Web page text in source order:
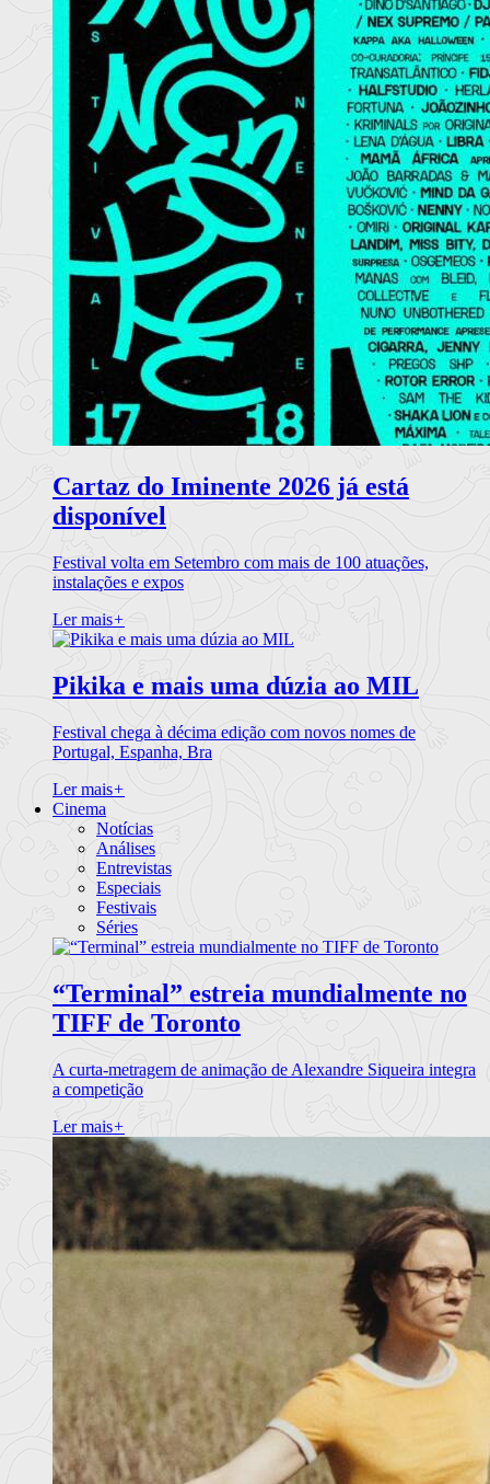
Cartaz do Iminente 2026 já está
disponível
Festival volta em Setembro com mais de 100 atuações,
instalações e expos
Ler mais+
Pikika e mais uma dúzia ao MIL
Festival chega à décima edição com novos nomes de
Portugal, Espanha, Bra
Ler mais+
Cinema
Notícias
Análises
Entrevistas
Especiais
Festivais
Séries
“Terminal” estreia mundialmente no
TIFF de Toronto
A curta-metragem de animação de Alexandre Siqueira integra
a competição
Ler mais+